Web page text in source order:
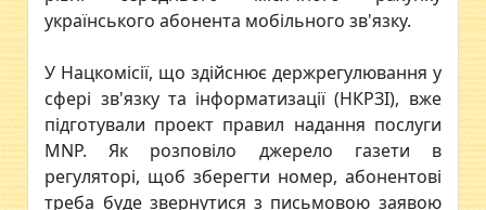
українського абонента мобільного зв'язку.
У Нацкомісії, що здійснює держрегулювання у
сфері зв'язку та інформатизації (НКРЗІ), вже
підготували проект правил надання послуги
MNP. Як розповіло джерело газети в
регуляторі, щоб зберегти номер, абонентові
треба буде звернутися з письмовою заявою